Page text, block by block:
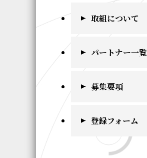
取組について
パートナー一覧
募集要項
登録フォーム